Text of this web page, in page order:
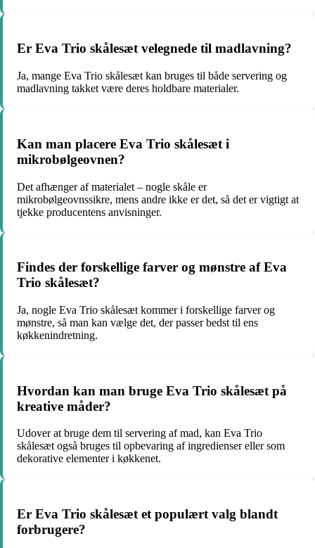
Er Eva Trio skålesæt velegnede til madlavning?
Ja, mange Eva Trio skålesæt kan bruges til både servering og
madlavning takket være deres holdbare materialer.
Kan man placere Eva Trio skålesæt i
mikrobølgeovnen?
Det afhænger af materialet – nogle skåle er
mikrobølgeovnssikre, mens andre ikke er det, så det er vigtigt at
tjekke producentens anvisninger.
Findes der forskellige farver og mønstre af Eva
Trio skålesæt?
Ja, nogle Eva Trio skålesæt kommer i forskellige farver og
mønstre, så man kan vælge det, der passer bedst til ens
køkkenindretning.
Hvordan kan man bruge Eva Trio skålesæt på
kreative måder?
Udover at bruge dem til servering af mad, kan Eva Trio
skålesæt også bruges til opbevaring af ingredienser eller som
dekorative elementer i køkkenet.
Er Eva Trio skålesæt et populært valg blandt
forbrugere?